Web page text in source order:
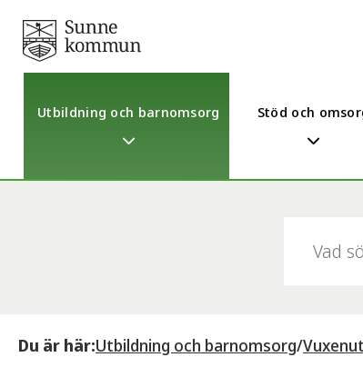
Utbildning och barnomsorg Stöd och
Du är här:Utbildning och barnomsorg/